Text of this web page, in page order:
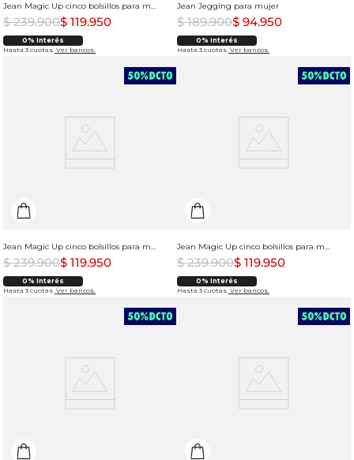
Jean Magic Up cinco bolsillos para mujer
$ 239.900$ 119.950
0% Interés
Hasta 3 cuotas. Ver bancos.
Jean Jegging para mujer
$ 189.900$ 94.950
0% Interés
Hasta 3 cuotas. Ver bancos.
Jean Magic Up cinco bolsillos para mujer
$ 239.900$ 119.950
0% Interés
Hasta 3 cuotas. Ver bancos.
Jean Magic Up cinco bolsillos para mujer
$ 239.900$ 119.950
0% Interés
Hasta 3 cuotas. Ver bancos.